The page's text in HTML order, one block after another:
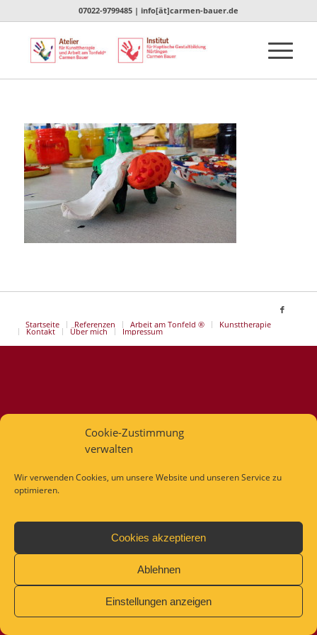
Cookie-Zustimmung
verwalten
Wir verwenden Cookies, um unsere Website und unseren Service zu
optimieren.
Cookies akzeptieren
Ablehnen
Einstellungen anzeigen
07022-9799485 | info[ät]carmen-bauer.de
Startseite Referenzen Arbeit am Tonfeld ® Kunsttherapie
Kontakt Über mich Impressum